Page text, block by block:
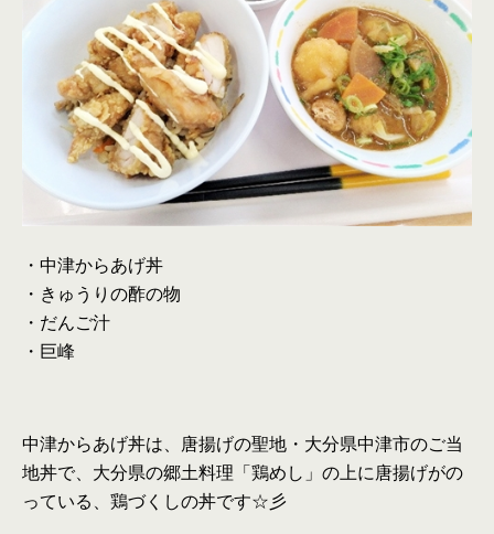
・中津からあげ丼
・きゅうりの酢の物
・だんご汁
・巨峰
中津からあげ丼は、唐揚げの聖地・大分県中津市のご当
地丼で、大分県の郷土料理「鶏めし」の上に唐揚げがの
っている、鶏づくしの丼です☆彡